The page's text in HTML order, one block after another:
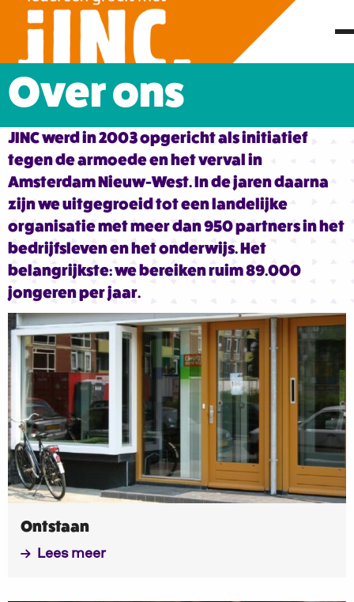
Over ons
JINC werd in 2003 opgericht als initiatief
tegen de armoede en het verval in
Amsterdam Nieuw-West. In de jaren daarna
zijn we uitgegroeid tot een landelijke
organisatie met meer dan 950 partners in het
bedrijfsleven en het onderwijs. Het
belangrijkste: we bereiken ruim 89.000
jongeren per jaar.
Ontstaan
Lees meer
Lees
meer